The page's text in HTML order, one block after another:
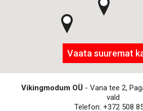
Vaata suuremat
Vikingmodum OÜ- Vana tee 2,
vald
Telefon: +372 508